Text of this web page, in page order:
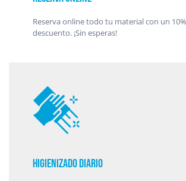
Reserva online todo tu material con un
descuento. ¡Sin esperas!
Higienizado diario